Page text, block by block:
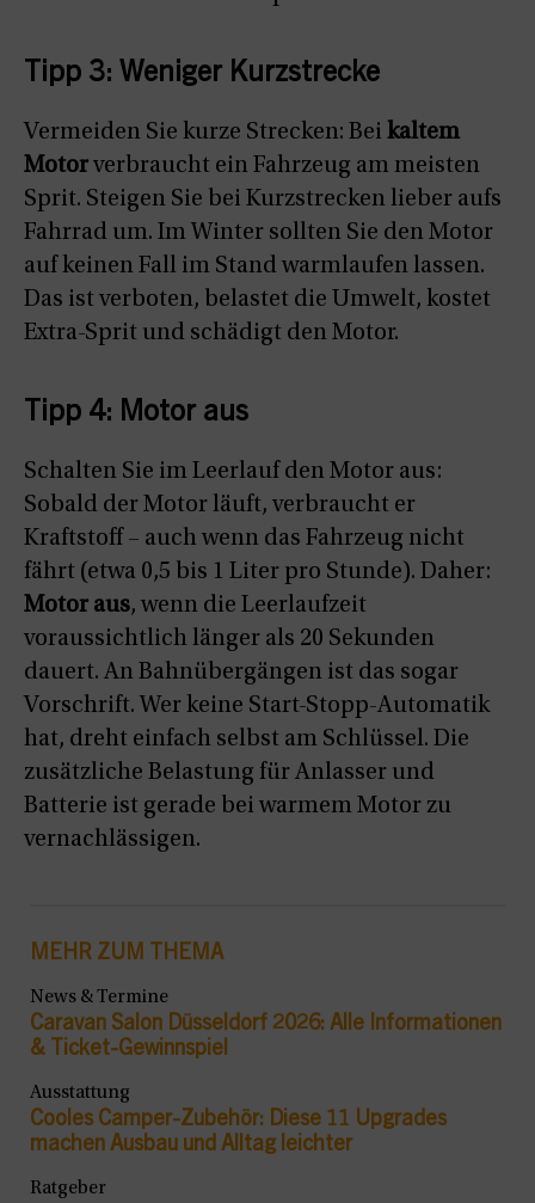
Tipp 3: Weniger Kurzstrecke
Vermeiden Sie kurze Strecken: Bei kaltem
Motor verbraucht ein Fahrzeug am meisten
Sprit. Steigen Sie bei Kurzstrecken lieber aufs
Fahrrad um. Im Winter sollten Sie den Motor
auf keinen Fall im Stand warmlaufen lassen.
Das ist verboten, belastet die Umwelt, kostet
Extra-Sprit und schädigt den Motor.
Tipp 4: Motor aus
Schalten Sie im Leerlauf den Motor aus:
Sobald der Motor läuft, verbraucht er
Kraftstoff – auch wenn das Fahrzeug nicht
fährt (etwa 0,5 bis 1 Liter pro Stunde). Daher:
Motor aus, wenn die Leerlaufzeit
voraussichtlich länger als 20 Sekunden
dauert. An Bahnübergängen ist das sogar
Vorschrift. Wer keine Start-Stopp-Automatik
hat, dreht einfach selbst am Schlüssel. Die
zusätzliche Belastung für Anlasser und
Batterie ist gerade bei warmem Motor zu
vernachlässigen.
MEHR ZUM THEMA
News & Termine
Caravan Salon Düsseldorf 2026: Alle Informationen
& Ticket-Gewinnspiel
Ausstattung
Cooles Camper-Zubehör: Diese 11 Upgrades
machen Ausbau und Alltag leichter
Ratgeber